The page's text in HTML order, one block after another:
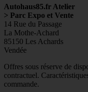
Autohaus85.fr Atelier
> Parc Expo et Vente
14 Rue du Passage
La Mothe-Achard
85150 Les Achards
Vendée
Facebook
Googleplus
E-
mail
Instagram
Tél
Offres sous réserve de
contractuel.
commande.